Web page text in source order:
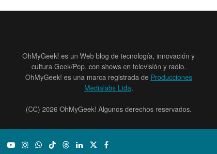
OhMyGeek! es un Web blog de tecnología, innovación y
cultura Geek/Pop, con shows en televisión y radio.
OhMyGeek! es una marca registrada de Producciones
Medialabs Ltda.
(CC) 2026 OhMyGeek! Algunos derechos reservados.